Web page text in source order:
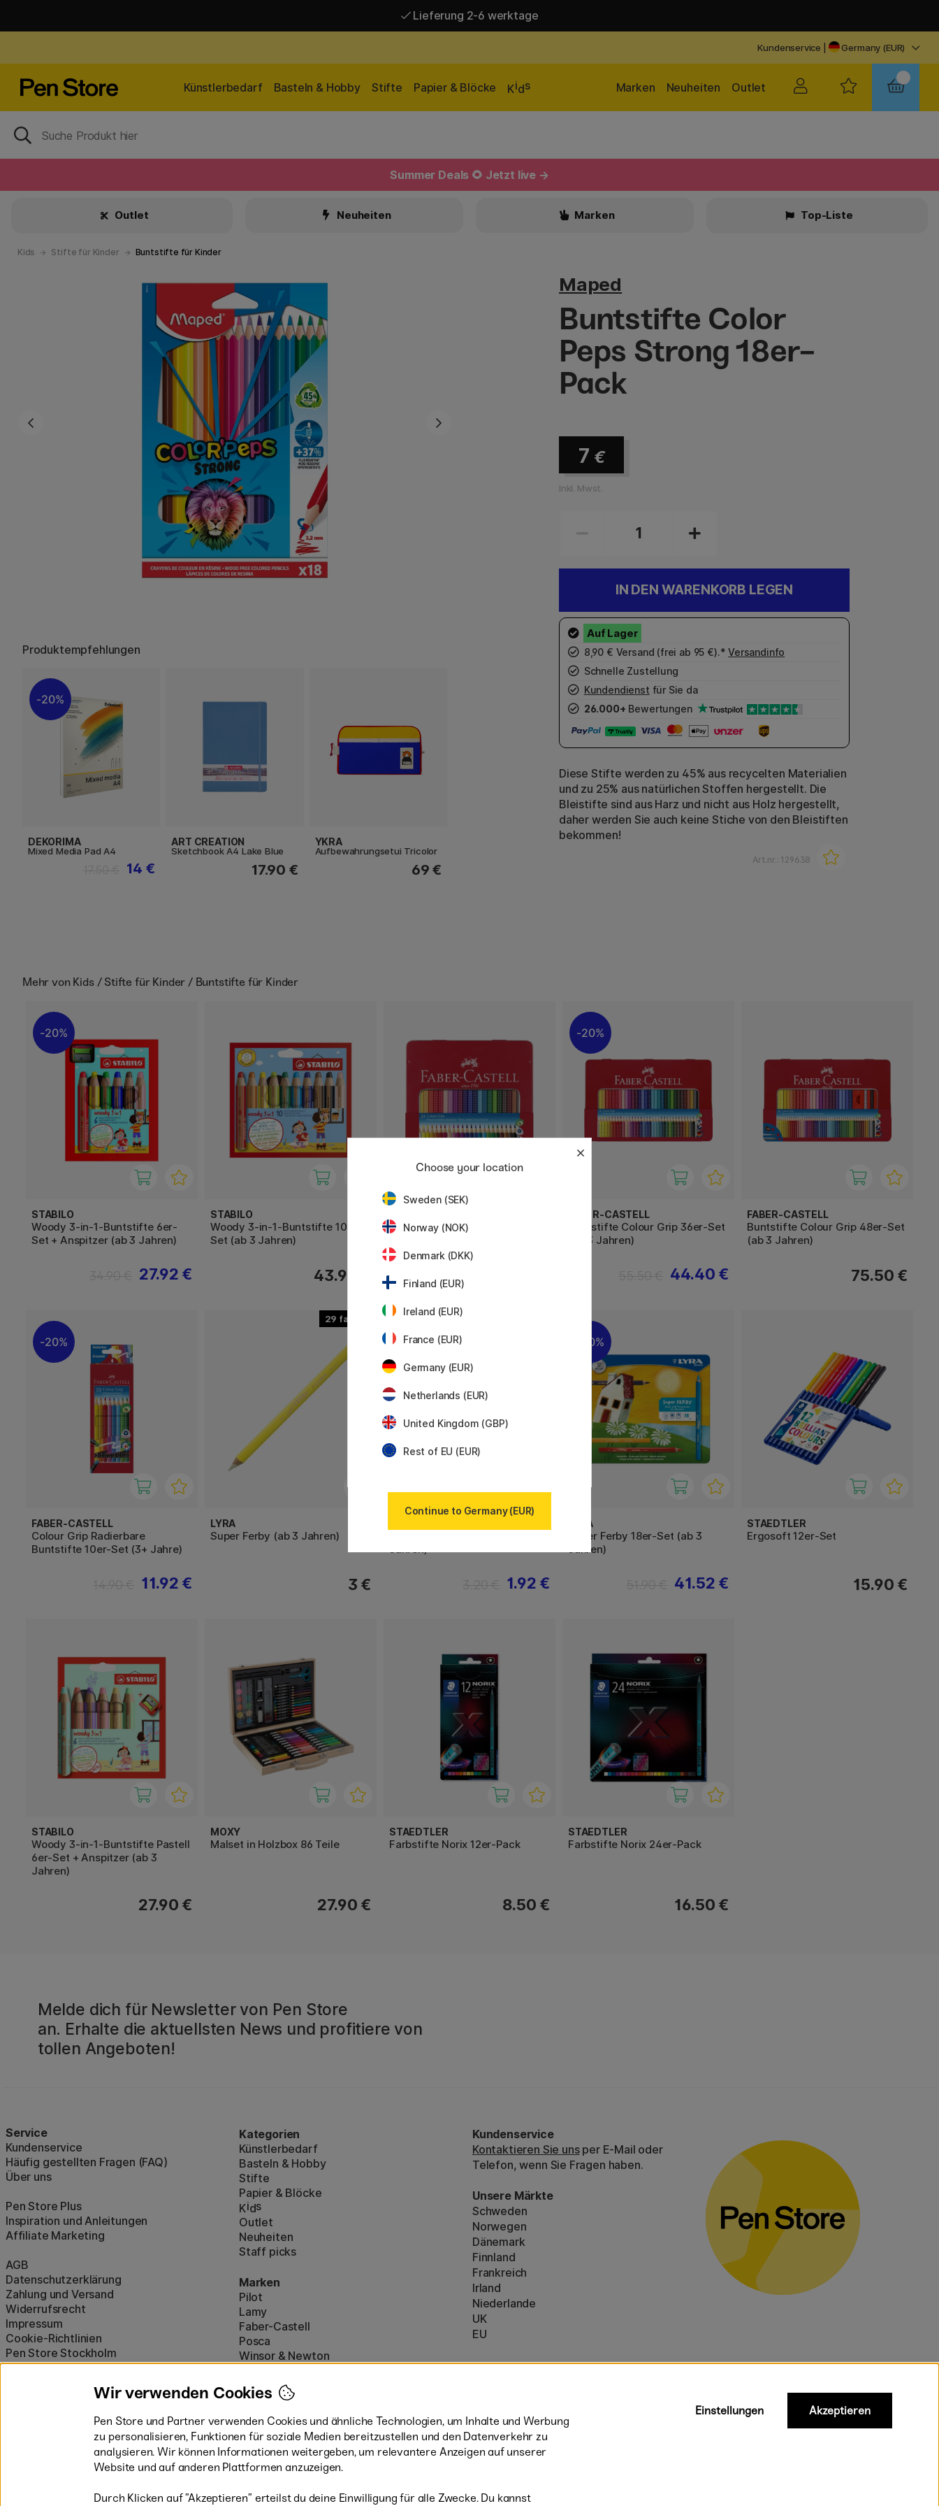
Lieferung 2-6 werktage
Kundenservice Germany (EUR)
Künstlerbedarf Basteln & Hobby Stifte Papier & Blöcke Kids Outlet
Neuheiten
Marken
Summer Deals 🌻 Jetzt live →
Outlet Neuheiten Marken Top-Liste
Kids Stifte für Kinder Buntstifte für Kinder
Produktempfehlungen
20%
DEKORIMA
Mixed Media Pad A4
14 €
ART CREATION
Sketchbook A4 Lake Blue
17.90 €
YKRA
Aufbewahrungsetui Tricolor
69 €
Maped
Buntstifte Color
Peps Strong 18er-
Pack
7 €
Inkl. Mwst.
IN DEN WARENKORB LEGEN
8,90 € Versand (frei ab 95 €).*Versandinfo
Schnelle Zustellung
Kundendienst für Sie da
26.000+ Bewertungen
Diese Stifte werden zu 45% aus recycelten Materialien
und zu 25% aus natürlichen Stoffen hergestellt. Die
Bleistifte sind aus Harz und nicht aus Holz hergestellt,
daher werden Sie auch keine Stiche von den Bleistiften
bekommen!
Art.nr.: 129638
Mehr von Kids / Stifte für Kinder / Buntstifte für Kinder
20%
STABILO
Woody 3-in-1-Buntstifte 6er-
Set + Anspitzer (ab 3 Jahren)
27.92 €
STABILO
Woody 3-in-1-Buntstifte 10er-
Set (ab 3 Jahren)
43.90 €
Buntstifte Colour Grip 24er-Set
20%
FABER-CASTELL
Buntstifte Colour Grip 36er-Set
(ab 3 Jahren)
44.40 €
FABER-CASTELL
Buntstifte Colour Grip 48er-Set
(ab 3 Jahren)
75.50 €
20%
FABER-CASTELL
Colour Grip Radierbare
Buntstifte 10er-Set (3+ Jahre)
11.92 €
29
LYRA
Super Ferby (ab 3 Jahren)
3 €
40%
1.92 €
20%
LYRA
Super Ferby 18er-Set (ab 3
Jahren)
41.52 €
STAEDTLER
Ergosoft 12er-Set
15.90 €
STABILO
Woody 3-in-1-Buntstifte Pastell
6er-Set + Anspitzer (ab 3
Jahren)
27.90 €
MOXY
Malset in Holzbox 86 Teile
27.90 €
STAEDTLER
Farbstifte Norix 12er-Pack
8.50 €
STAEDTLER
Farbstifte Norix 24er-Pack
16.50 €
Melde dich für Newsletter von Pen Store
an. Erhalte die aktuellsten News und profitiere von
tollen Angeboten!
Service
Kundenservice
Häufig gestellten Fragen (FAQ)
Über uns
Pen Store Plus
Inspiration und Anleitungen
Affiliate Marketing
AGB
Datenschutzerklärung
Zahlung und Versand
Widerrufsrecht
Impressum
Cookie-Richtlinien
Pen Store Stockholm
Kategorien
Künstlerbedarf
Basteln & Hobby
Stifte
Papier & Blöcke
Kids
Outlet
Neuheiten
Staff picks
Marken
Pilot
Lamy
Faber-Castell
Posca
Winsor & Newton
Kundenservice
Kontaktieren Sie unsper E-Mail oder
Telefon, wenn Sie Fragen haben.
Unsere Märkte
Schweden
Norwegen
Dänemark
Finnland
Frankreich
Irland
Niederlande
UK
EU
* BesondereVersandbedingungengelten für
Choose your location
Sweden (SEK)
Norway (NOK)
Denmark (DKK)
Finland (EUR)
Ireland (EUR)
France (EUR)
Germany (EUR)
Netherlands (EUR)
United Kingdom (GBP)
Rest of EU (EUR)
Continue to Germany (EUR)
Wir verwenden Cookies
Pen Store und Partner verwenden Cookies und ähnliche Technologien, um Inhalte und Werbung
zu personalisieren, Funktionen für soziale Medien bereitzustellen und den Datenverkehr zu
analysieren. Wir können Informationen weitergeben, um relevantere Anzeigen auf unserer
Website und auf anderen Plattformen anzuzeigen.
Durch Klicken auf ”Akzeptieren” erteilst du deine Einwilligung für alle Zwecke. Du kannst
Einstellungen Akzeptieren